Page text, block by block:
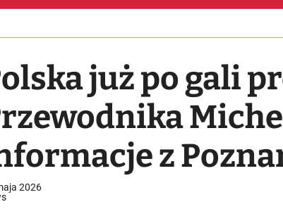
już po gali
z
2026